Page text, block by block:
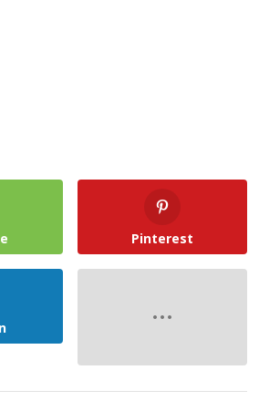
Pinterest